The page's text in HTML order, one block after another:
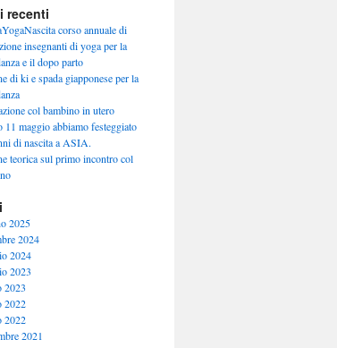
recenti
corso annuale di
insegnanti di yoga per la
e il dopo parto
di ki e spada giapponese per la
col bambino in utero
11 maggio abbiamo festeggiato
di nascita a ASIA.
teorica sul primo incontro col
2025
2024
2024
2023
2023
2022
2022
2021